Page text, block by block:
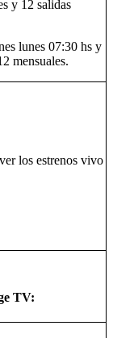
y 12 salidas
lunes 07:30 hs y
mensuales.
los estrenos vivo
TV: